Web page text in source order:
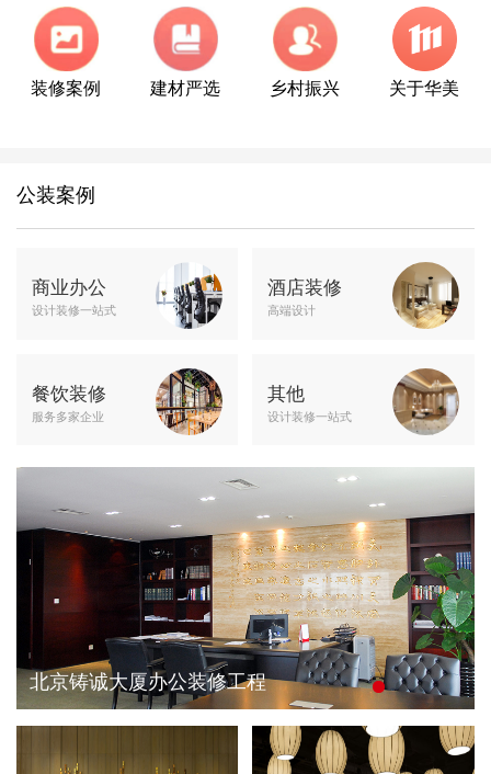
装修案例 建材严选 乡村振兴 关于华美
公装案例
商业办公
设计装修一站式
酒店装修
高端设计
餐饮装修
服务多家企业
其他
设计装修一站式
北京铸诚大厦办公装修工程